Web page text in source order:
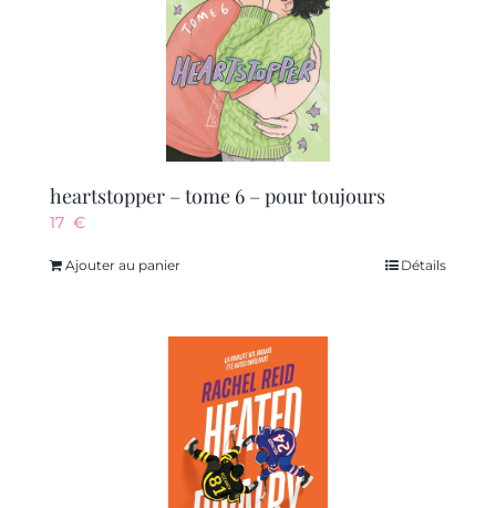
heartstopper – tome 6 – pour toujours
17 €
Ajouter au panier Détails